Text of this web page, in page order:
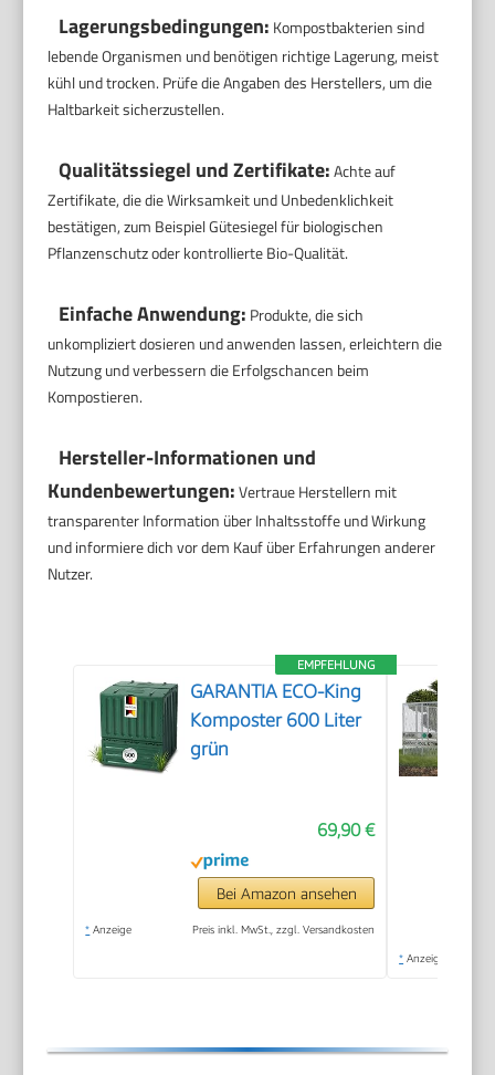
Lagerungsbedingungen: Kompostbakterien sind
lebende Organismen und benötigen richtige Lagerung, meist
kühl und trocken. Prüfe die Angaben des Herstellers, um die
Haltbarkeit sicherzustellen.
Qualitätssiegel und Zertifikate:Achte auf
Zertifikate, die die Wirksamkeit und Unbedenklichkeit
bestätigen, zum Beispiel Gütesiegel für biologischen
Pflanzenschutz oder kontrollierte Bio-Qualität.
Einfache Anwendung: Produkte, die sich
unkompliziert dosieren und anwenden lassen, erleichtern die
Nutzung und verbessern die Erfolgschancen beim
Kompostieren.
Hersteller-Informationen und
Kundenbewertungen:Vertraue Herstellern mit
transparenter Information über Inhaltsstoffe und Wirkung
und informiere dich vor dem Kauf über Erfahrungen anderer
Nutzer.
EMPFEHLUNG
GARANTIA ECO-King
Komposter 600 Liter
grün
69,90 €
Bei Amazon ansehen
* Anzeige Preis inkl. MwSt., zzgl. Versandkosten
* Anzeige